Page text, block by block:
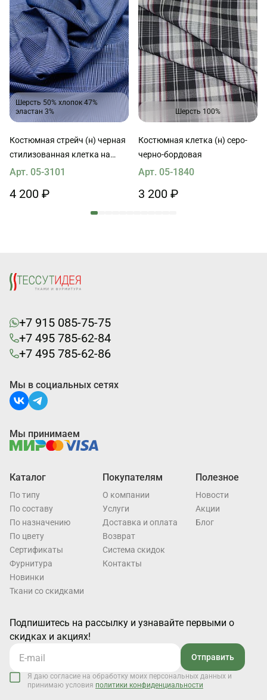
Шерсть 50% хлопок 47%
эластан 3%
Костюмная стрейч (н) черная
стилизованная клетка на
голубом
Арт. 05-3101
4 200 ₽
Шерсть 100%
Костюмная клетка (н) серо-
черно-бордовая
Арт. 05-1840
3 200 ₽
+7 915 085-75-75
+7 495 785-62-84
+7 495 785-62-86
Каталог
По типу
По составу
По назначению
По цвету
Cертификаты
Фурнитура
Новинки
Ткани со скидками
Покупателям
О компании
Услуги
Доставка и оплата
Возврат
Система скидок
Контакты
Полезное
Новости
Акции
Блог
Подпишитесь на рассылку и узнавайте первыми о
скидках и акциях!
Отправить
Я даю согласие на обработку моих персональных данных и
принимаю условия политики конфиденциальности
Мы в социальных сетях
Мы принимаем